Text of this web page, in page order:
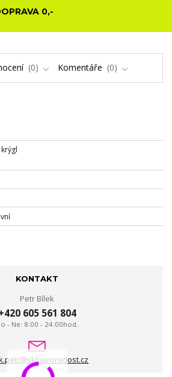
0,-
0 Komentáře 0
KONTAKT
Petr Bílek
605 561 804
- Ne: 8:00 - 24:00hod.